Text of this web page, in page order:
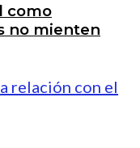
como
no mienten